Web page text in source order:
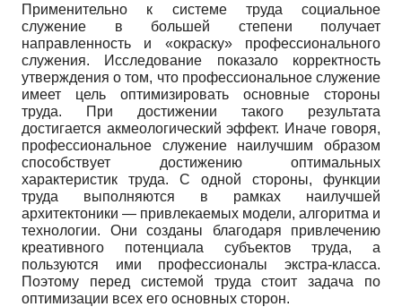
Применительно к системе труда социальное
служение в большей степени получает
направленность и «окраску» профессионального
служения. Исследование показало корректность
утверждения о том, что профессиональное служение
имеет цель оптимизировать основные стороны
труда. При достижении такого результата
достигается акмеологический эффект. Иначе говоря,
профессиональное служение наилучшим образом
способствует достижению оптимальных
характеристик труда. С одной стороны, функции
труда выполняются в рамках наилучшей
архитектоники — привлекаемых модели, алгоритма и
технологии. Они созданы благодаря привлечению
креативного потенциала субъектов труда, а
пользуются ими профессионалы экстра-класса.
Поэтому перед системой труда стоит задача по
оптимизации всех его основных сторон.